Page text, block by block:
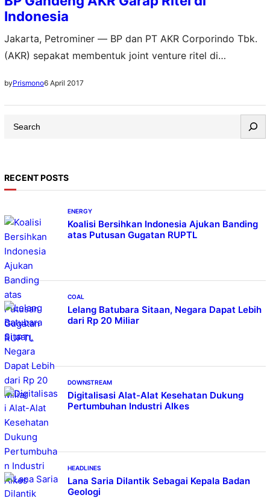
Indonesia
Jakarta, Petrominer — BP dan PT AKR Corporindo Tbk.
(AKR) sepakat membentuk joint venture ritel di
dan menawarkan pengalaman yang berbeda kepada
konsumen dengan memanfaatkan kemampuan serta
keahlian masing-masing di pasar ritel yang sedang
berkembang di Indonesia. Joint Venture ini membentuk
beroperasi di…
byPrismono6 April 2017
c
RECENT POSTS
ENERGY
Koalisi Bersihkan Indonesia Ajukan Banding
atas Putusan Gugatan RUPTL
COAL
Lelang Batubara Sitaan, Negara Dapat Lebih
dari Rp 20 Miliar
DOWNSTREAM
Digitalisasi Alat-Alat Kesehatan Dukung
Pertumbuhan Industri Alkes
HEADLINES
Lana Saria Dilantik Sebagai Kepala Badan
Geologi